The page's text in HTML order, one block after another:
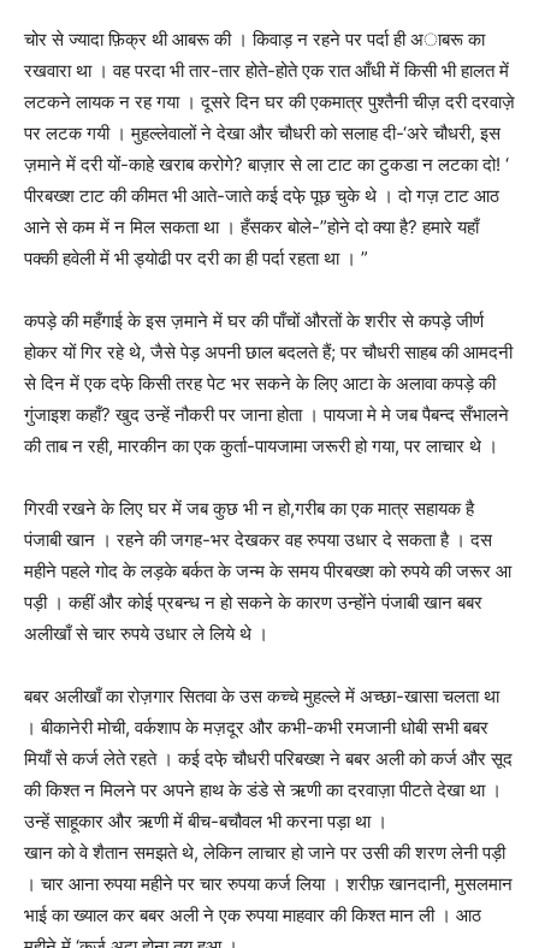
चोर से ज्यादा फ़िक्र थी आबरू की । किवाड़ न रहने पर पर्दा ही अाबरू का
रखवारा था । वह परदा भी तार-तार होते-होते एक रात आँधी में किसी भी हालत में
लटकने लायक न रह गया । दूसरे दिन घर की एकमात्र पुश्तैनी चीज़ दरी दरवाज़े
पर लटक गयी । मुहल्लेवालों ने देखा और चौधरी को सलाह दी-‘अरे चौधरी, इस
ज़माने में दरी यों-काहे खराब करोगे? बाज़ार से ला टाट का टुकडा न लटका दो! ‘
पीरबख्श टाट की कीमत भी आते-जाते कई दफे़ पूछ चुके थे । दो गज़ टाट आठ
आने से कम में न मिल सकता था । हँसकर बोले-”होने दो क्या है? हमारे यहाँ
पक्की हवेली में भी ड्योढी पर दरी का ही पर्दा रहता था । ”
कपड़े की महँगाई के इस ज़माने में घर की पाँचों औरतों के शरीर से कपड़े जीर्ण
होकर यों गिर रहे थे, जैसे पेड़ अपनी छाल बदलते हैं; पर चौधरी साहब की आमदनी
से दिन में एक दफे़ किसी तरह पेट भर सकने के लिए आटा के अलावा कपड़े की
गुंजाइश कहाँ? खुद उन्हें नौकरी पर जाना होता । पायजा मे मे जब पैबन्द सँभालने
की ताब न रही, मारकीन का एक कुर्ता-पायजामा जरूरी हो गया, पर लाचार थे ।
गिरवी रखने के लिए घर में जब कुछ भी न हो,गरीब का एक मात्र सहायक है
पंजाबी खान । रहने की जगह-भर देखकर वह रुपया उधार दे सकता है । दस
महीने पहले गोद के लड़के बर्कत के जन्म के समय पीरबख्श को रुपये की जरूर आ
पड़ी । कहीं और कोई प्रबन्ध न हो सकने के कारण उन्होंने पंजाबी खान बबर
अलीखाँ से चार रुपये उधार ले लिये थे ।
बबर अलीखाँ का रोज़गार सितवा के उस कच्चे मुहल्ले में अच्छा-खासा चलता था
। बीकानेरी मोची, वर्कशाप के मज़दूर और कभी-कभी रमजानी धोबी सभी बबर
मियाँ से कर्ज लेते रहते । कई दफे़ चौधरी परिबख्श ने बबर अली को कर्ज और सूद
की किश्त न मिलने पर अपने हाथ के डंडे से ऋणी का दरवाज़ा पीटते देखा था ।
उन्हें साहूकार और ऋणी में बीच-बचौवल भी करना पड़ा था ।
खान को वे शैतान समझते थे, लेकिन लाचार हो जाने पर उसी की शरण लेनी पड़ी
। चार आना रुपया महीने पर चार रुपया कर्ज लिया । शरीफ़ खानदानी, मुसलमान
भाई का ख्याल कर बबर अली ने एक रुपया माहवार की किश्त मान ली । आठ